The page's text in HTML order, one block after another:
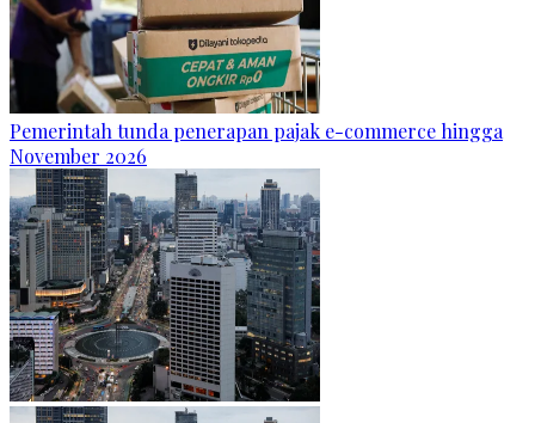
Pemerintah tunda penerapan pajak e-commerce hingga
November 2026